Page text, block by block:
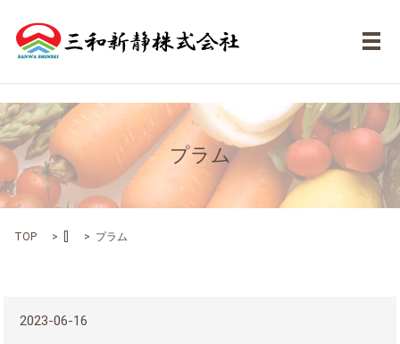
メ
プラム
TOP プラム
2023-06-16